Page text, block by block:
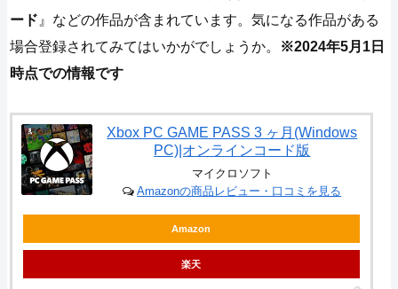
ード 』などの作品が含まれています。気になる作品がある
場合登録されてみてはいかがでしょうか。
※2024年5月1日
時点での情報です
Xbox PC GAME PASS 3 ヶ月(Windows
PC)|オンラインコード版
マイクロソフト
Amazonの商品レビュー・口コミを見る
Amazon
楽天